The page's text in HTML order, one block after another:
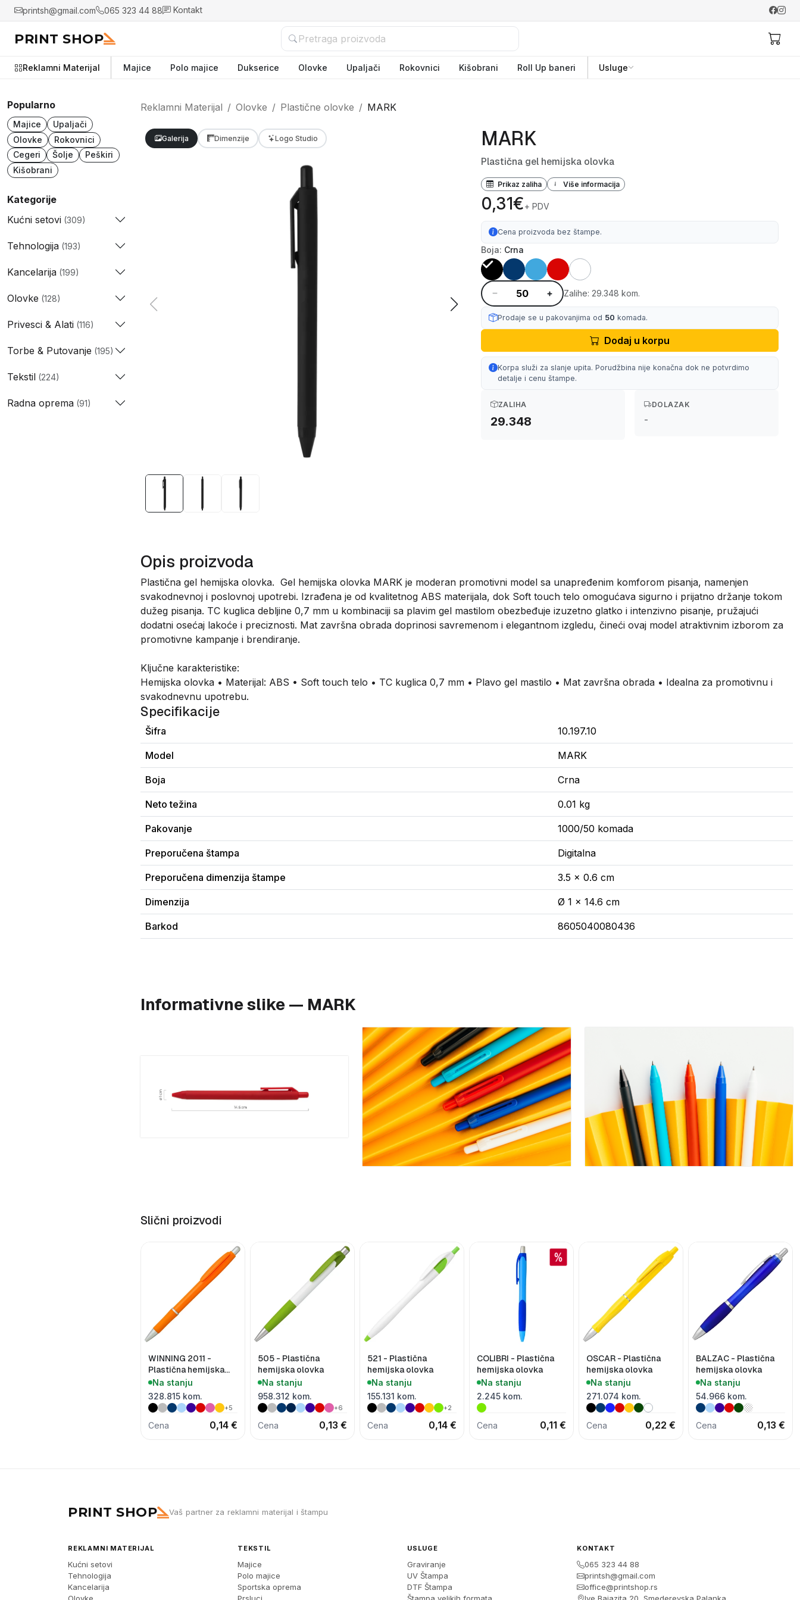
printsh@gmail.com 065 323 44 88 Kontakt
PRINT SHOP
Reklamni Materijal Majice Polo majice Dukserice Olovke Upaljači Rokovnici Kišobrani Roll Up baneri Usluge
Popularno
Majice
Upaljači
Olovke
Rokovnici
Cegeri
Šolje
Peškiri
Kišobrani
Kategorije
Kućni setovi (309)
Tehnologija (193)
Kancelarija (199)
Olovke (128)
Privesci & Alati (116)
Torbe & Putovanje (195)
Tekstil (224)
Radna oprema (91)
Reklamni Materijal Olovke Plastične olovke MARK
Galerija Dimenzije Logo Studio MARK
Plastična gel hemijska olovka
Prikaz zaliha Više informacija
0,31€+ PDV
Cena proizvoda bez štampe.
Boja: Crna
Zalihe: 29.348 kom.
Prodaje se u pakovanjima od 50 komada.
Dodaj u korpu
Korpa služi za slanje upita. Porudžbina nije konačna dok ne potvrdimo
detalje i cenu štampe.
ZALIHA
29.348
DOLAZAK
-
Opis proizvoda
Plastična gel hemijska olovka. Gel hemijska olovka MARK je moderan promotivni model sa unapređenim komforom pisanja, namenjen
svakodnevnoj i poslovnoj upotrebi. Izrađena je od kvalitetnog ABS materijala, dok Soft touch telo omogućava sigurno i prijatno držanje tokom
dužeg pisanja. TC kuglica debljine 0,7 mm u kombinaciji sa plavim gel mastilom obezbeđuje izuzetno glatko i intenzivno pisanje, pružajući
dodatni osećaj lakoće i preciznosti. Mat završna obrada doprinosi savremenom i elegantnom izgledu, čineći ovaj model atraktivnim izborom za
promotivne kampanje i brendiranje.
Ključne karakteristike:
Hemijska olovka • Materijal: ABS • Soft touch telo • TC kuglica 0,7 mm • Plavo gel mastilo • Mat završna obrada • Idealna za promotivnu i
svakodnevnu upotrebu.
Specifikacije
Šifra 10.197.10
Model MARK
Boja Crna
Neto težina 0.01 kg
Pakovanje 1000/50 komada
Preporučena štampa Digitalna
Preporučena dimenzija štampe 3.5 x 0.6 cm
Dimenzija Ø 1 x 14.6 cm
Barkod 8605040080436
Informativne slike — MARK
Slični proizvodi
WINNING 2011 -
Plastična hemijska
olovka
Na stanju
328.815 kom.
+5
Cena 0,14 €
505 - Plastična
hemijska olovka
Na stanju
958.312 kom.
+6
Cena 0,13 €
521 - Plastična
hemijska olovka
Na stanju
155.131 kom.
+2
Cena 0,14 €
COLIBRI - Plastična
hemijska olovka
Na stanju
2.245 kom.
Cena 0,11 €
OSCAR - Plastična
hemijska olovka
Na stanju
271.074 kom.
Cena 0,22 €
BALZAC - Plastična
hemijska olovka
Na stanju
54.966 kom.
Cena 0,13 €
PRINT SHOP Vaš partner za reklamni materijal i štampu
REKLAMNI MATERIJAL
Kućni setovi
Tehnologija
Kancelarija
TEKSTIL
Majice
Polo majice
Sportska oprema
USLUGE
Graviranje
UV Štampa
DTF Štampa
KONTAKT
065 323 44 88
printsh@gmail.com
office@printshop.rs